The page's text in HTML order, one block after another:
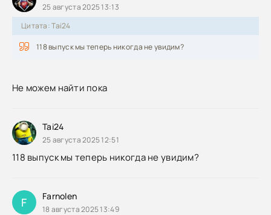
25 августа 2025 13:13
Цитата: Tai24
118 выпуск мы теперь никогда не увидим?
Не можем найти пока
Tai24
25 августа 2025 12:51
118 выпуск мы теперь никогда не увидим?
F Farnolen
18 августа 2025 13:49